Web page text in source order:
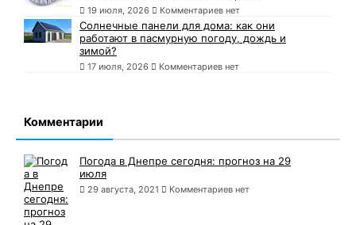
19 июля, 2026 Комментариев нет
Солнечные панели для дома: как они
работают в пасмурную погоду, дождь и
зимой?
17 июля, 2026 Комментариев нет
Комментарии
Погода в Днепре сегодня: прогноз на 29
июля
29 августа, 2021 Комментариев нет